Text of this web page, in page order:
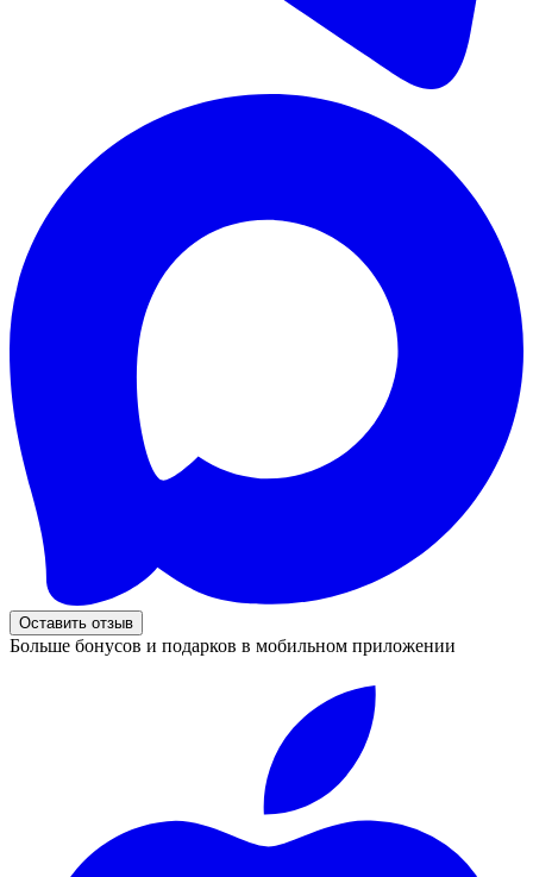
Оставить отзыв
Больше бонусов и подарков в мобильном приложении